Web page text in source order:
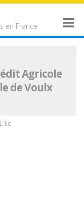
en France
Agricole
de Voulx